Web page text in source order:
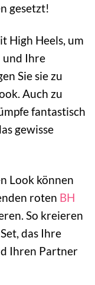
gesetzt!
High Heels, um
und Ihre
Sie sie zu
Auch zu
fantastisch
gewisse
Look können
roten BH
So kreieren
das Ihre
Ihren Partner